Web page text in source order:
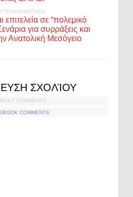
ΑΝΆΡΤΗΣΗ
σε “πολεμικό
για συρράξεις και
Ανατολική Μεσόγειο
ΣΧΟΛΊΟΥ
COMMENTS
COMMENTS